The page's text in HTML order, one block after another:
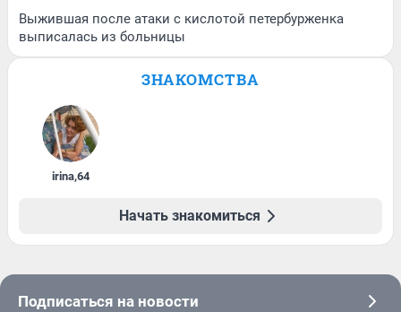
Выжившая после атаки с кислотой петербурженка
выписалась из больницы
ЗНАКОМСТВА
irina,64
Начать знакомиться
Подписаться на новости